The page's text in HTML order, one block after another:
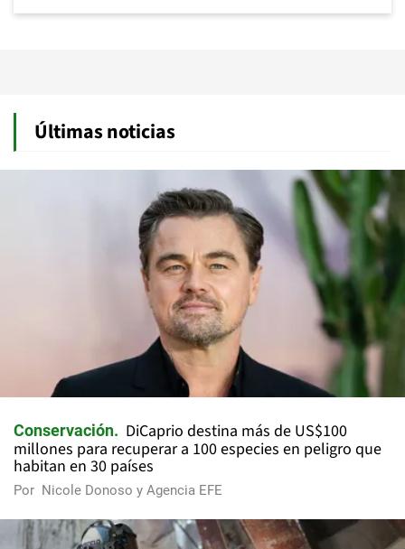
Últimas noticias
Conservación
DiCaprio destina más de US$100
millones para recuperar a 100 especies en peligro que
habitan en 30 países
Por Nicole Donoso y Agencia EFE